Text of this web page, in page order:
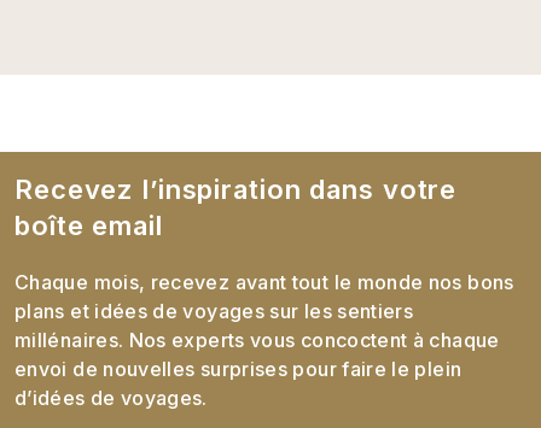
Recevez l’inspiration dans votre
boîte email
Chaque mois, recevez avant tout le monde nos bons
plans et idées de voyages sur les sentiers
millénaires. Nos experts vous concoctent à chaque
envoi de nouvelles surprises pour faire le plein
d’idées de voyages.